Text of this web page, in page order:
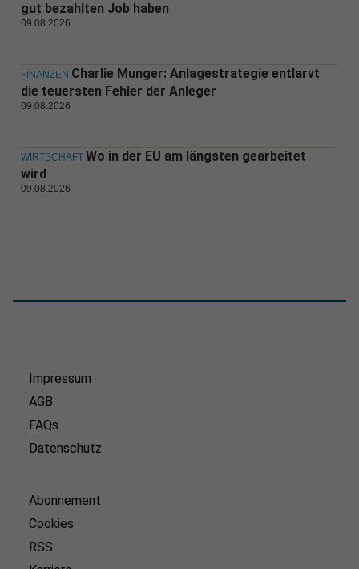
gut bezahlten Job haben
09.08.2026
FINANZEN Charlie Munger: Anlagestrategie entlarvt
die teuersten Fehler der Anleger
09.08.2026
WIRTSCHAFT Wo in der EU am längsten gearbeitet
wird
09.08.2026
Impressum
AGB
FAQs
Datenschutz
Abonnement
Cookies
RSS